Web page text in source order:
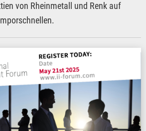
von Rheinmetall und Renk auf